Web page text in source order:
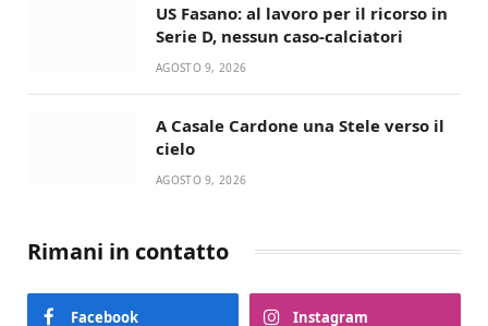
US Fasano: al lavoro per il ricorso in
Serie D, nessun caso-calciatori
AGOSTO 9, 2026
A Casale Cardone una Stele verso il
cielo
AGOSTO 9, 2026
Rimani in contatto
Facebook Instagram